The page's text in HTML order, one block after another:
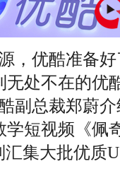
优酷准备好
处不在的优
副总裁郑蔚
学短视频《佩
集大批优质